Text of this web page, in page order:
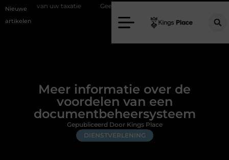
Nieuwe
artikelen
taxatie Geef uw slaapkamer een upgrade met interieuradvies
Meer informatie over de
voordelen van een
documentbeheersysteem
DIENSTVERLENING
Gepubliceerd Door Kings Place